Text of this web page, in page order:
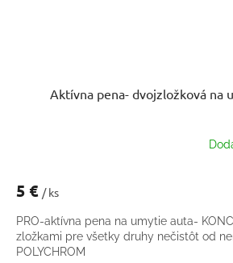
Aktívna pena- dvojzložková na
5 € / ks
PRO-aktívna pena na umytie auta-
zložkami pre všetky druhy nečistôt od
POLYCHROM